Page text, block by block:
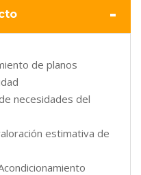
-
de planos
necesidades del
estimativa de